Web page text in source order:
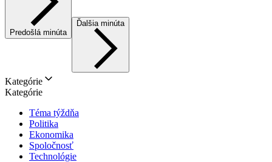
Predošlá minúta
Ďalšia minúta
Kategórie
Kategórie
Téma týždňa
Politika
Ekonomika
Spoločnosť
Technológie